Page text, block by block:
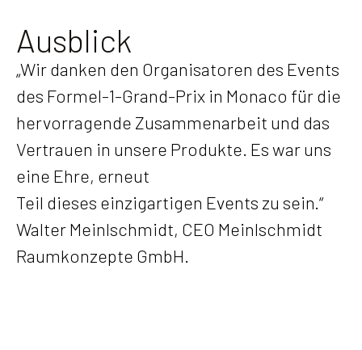
Ausblick
„Wir danken den Organisatoren des Events
des Formel-1-Grand-Prix in Monaco für die
hervorragende Zusammenarbeit und das
Vertrauen in unsere Produkte. Es war uns
eine Ehre, erneut
Teil dieses einzigartigen Events zu sein.“
Walter Meinlschmidt, CEO Meinlschmidt
Raumkonzepte GmbH.